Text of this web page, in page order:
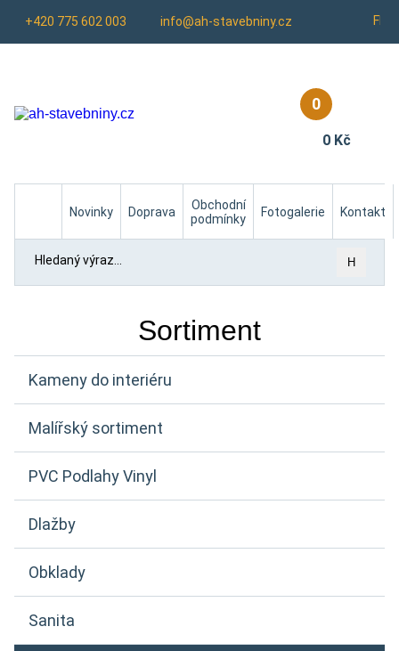
+420 775 602 003 info@ah-stavebniny.cz Fb
0
0 Kč
Novinky
Doprava
Obchodní
podmínky
Fotogalerie Kontakt
H
Sortiment
Kameny do interiéru
Malířský sortiment
PVC Podlahy Vinyl
Dlažby
Obklady
Sanita